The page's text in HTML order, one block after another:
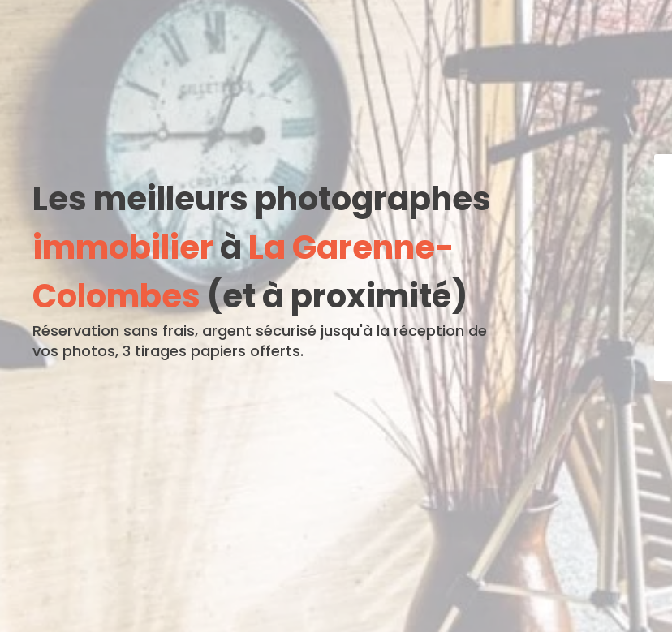
Les meilleurs photographes
immobilieràLa Garenne-
Colombes(et à proximité)
Réservation sans frais, argent sécurisé jusqu'à la réception de
vos photos, 3 tirages papiers offerts.